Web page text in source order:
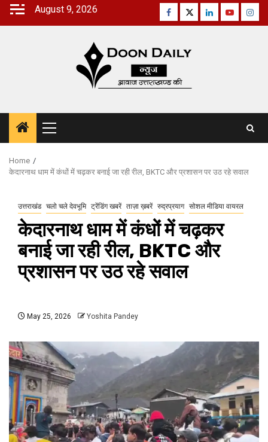
Skip
August 9, 2026 Facebook
TwitterLinkedinYoutube
Primary
Menu
Home
केदारनाथ धाम में कंधों में चढ़कर बनाई जा रही रील, BKTC और प्रशासन पर उठ रहे सवाल
उत्तराखंड चलो चले देवभूमि ट्रेंडिंग खबरें ताज़ा ख़बरें रुद्रप्रयाग सोशल मीडिया वायरल
केदारनाथ धाम में कंधों में चढ़कर
बनाई जा रही रील, BKTC और
प्रशासन पर उठ रहे सवाल
May 25, 2026 Yoshita Pandey